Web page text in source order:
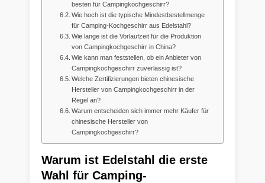
besten für Campingkochgeschirr?
Wie hoch ist die typische Mindestbestellmenge
für Camping-Kochgeschirr aus Edelstahl?
Wie lange ist die Vorlaufzeit für die Produktion
von Campingkochgeschirr in China?
Wie kann man feststellen, ob ein Anbieter von
Campingkochgeschirr zuverlässig ist?
Welche Zertifizierungen bieten chinesische
Hersteller von Campingkochgeschirr in der
Regel an?
Warum entscheiden sich immer mehr Käufer für
chinesische Hersteller von
Campingkochgeschirr?
Warum ist Edelstahl die erste
Wahl für Camping-